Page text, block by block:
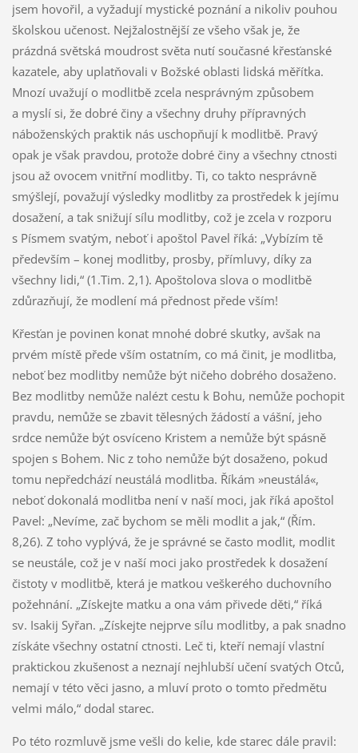
jsem hovořil, a vyžadují mystické poznání a nikoliv pouhou
školskou učenost. Nejžalostnější ze všeho však je, že
prázdná světská moudrost světa nutí současné křesťanské
kazatele, aby uplatňovali v Božské oblasti lidská měřítka.
Mnozí uvažují o modlitbě zcela nesprávným způsobem
a myslí si, že dobré činy a všechny druhy přípravných
náboženských praktik nás uschopňují k modlitbě. Pravý
opak je však pravdou, protože dobré činy a všechny ctnosti
jsou až ovocem vnitřní modlitby. Ti, co takto nesprávně
smýšlejí, považují výsledky modlitby za prostředek k jejímu
dosažení, a tak snižují sílu modlitby, což je zcela v rozporu
s Písmem svatým, neboť i apoštol Pavel říká: „Vybízím tě
především – konej modlitby, prosby, přímluvy, díky za
všechny lidi,“ (1.Tim. 2,1). Apoštolova slova o modlitbě
zdůrazňují, že modlení má přednost přede vším!
Křesťan je povinen konat mnohé dobré skutky, avšak na
prvém místě přede vším ostatním, co má činit, je modlitba,
neboť bez modlitby nemůže být ničeho dobrého dosaženo.
Bez modlitby nemůže nalézt cestu k Bohu, nemůže pochopit
pravdu, nemůže se zbavit tělesných žádostí a vášní, jeho
srdce nemůže být osvíceno Kristem a nemůže být spásně
spojen s Bohem. Nic z toho nemůže být dosaženo, pokud
tomu nepředchází neustálá modlitba. Říkám »neustálá«,
neboť dokonalá modlitba není v naší moci, jak říká apoštol
Pavel: „Nevíme, zač bychom se měli modlit a jak,“ (Řím.
8,26). Z toho vyplývá, že je správné se často modlit, modlit
se neustále, což je v naší moci jako prostředek k dosažení
čistoty v modlitbě, která je matkou veškerého duchovního
požehnání. „Získejte matku a ona vám přivede děti,“ říká
sv. Isakij Syřan. „Získejte nejprve sílu modlitby, a pak snadno
získáte všechny ostatní ctnosti. Leč ti, kteří nemají vlastní
praktickou zkušenost a neznají nejhlubší učení svatých Otců,
nemají v této věci jasno, a mluví proto o tomto předmětu
velmi málo,“ dodal starec.
Po této rozmluvě jsme vešli do kelie, kde starec dále pravil: